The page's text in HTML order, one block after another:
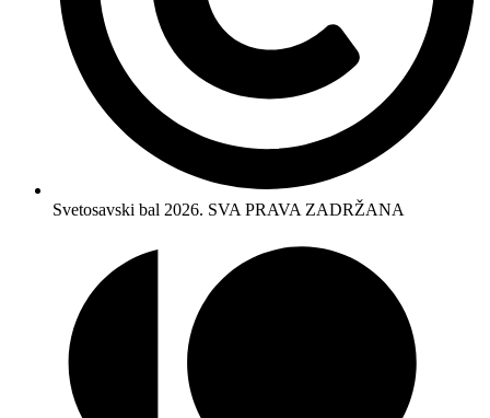
Svetosavski bal 2026. SVA PRAVA ZADRŽANA